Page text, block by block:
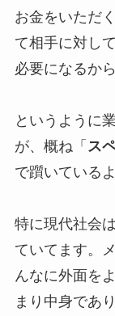
お金をいただ
て相手に対し
必要になるから
というように
が、概ね「 ス
で躓いている
特に現代社会
ていてます。
んなに外面を
まり中身であ